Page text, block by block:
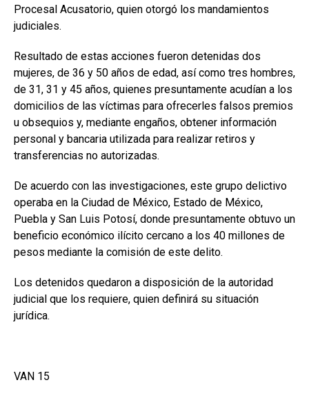
Procesal Acusatorio, quien otorgó los mandamientos
judiciales.
Resultado de estas acciones fueron detenidas dos
mujeres, de 36 y 50 años de edad, así como tres hombres,
de 31, 31 y 45 años, quienes presuntamente acudían a los
domicilios de las víctimas para ofrecerles falsos premios
u obsequios y, mediante engaños, obtener información
personal y bancaria utilizada para realizar retiros y
transferencias no autorizadas.
De acuerdo con las investigaciones, este grupo delictivo
operaba en la Ciudad de México, Estado de México,
Puebla y San Luis Potosí, donde presuntamente obtuvo un
beneficio económico ilícito cercano a los 40 millones de
pesos mediante la comisión de este delito.
Los detenidos quedaron a disposición de la autoridad
judicial que los requiere, quien definirá su situación
jurídica.
VAN 15